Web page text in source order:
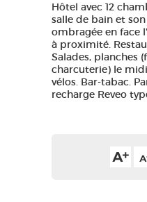
Hôtel avec 12
salle de bain et
ombragée en face
à proximité.
Salades, planches
charcuterie) le midi
vélos. Bar-tabac.
recharge Reveo